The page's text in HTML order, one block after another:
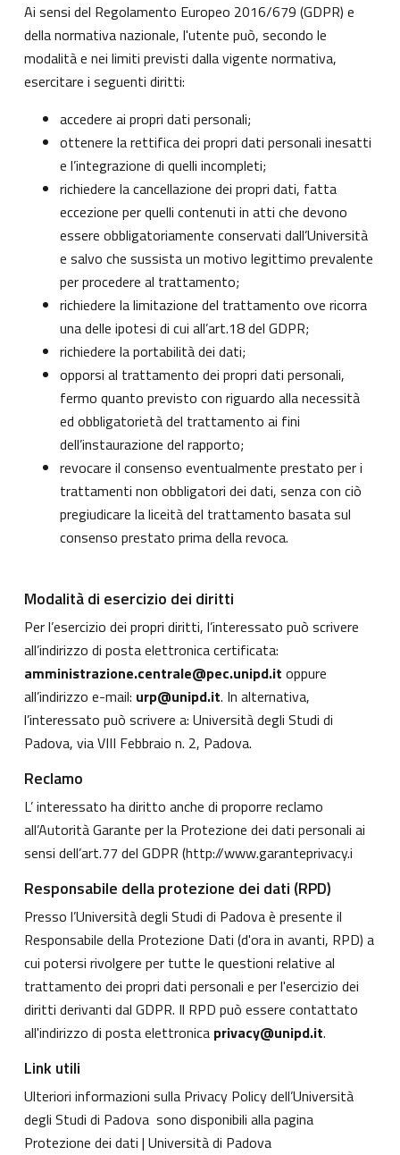
Ai sensi del Regolamento Europeo 2016/679 (GDPR) e
della normativa nazionale, l'utente può, secondo le
modalità e nei limiti previsti dalla vigente normativa,
esercitare i seguenti diritti:
accedere ai propri dati personali;
ottenere la rettifica dei propri dati personali inesatti
e l’integrazione di quelli incompleti;
richiedere la cancellazione dei propri dati, fatta
eccezione per quelli contenuti in atti che devono
essere obbligatoriamente conservati dall’Università
e salvo che sussista un motivo legittimo prevalente
per procedere al trattamento;
richiedere la limitazione del trattamento ove ricorra
una delle ipotesi di cui all’art.18 del GDPR;
richiedere la portabilità dei dati;
opporsi al trattamento dei propri dati personali,
fermo quanto previsto con riguardo alla necessità
ed obbligatorietà del trattamento ai fini
dell’instaurazione del rapporto;
revocare il consenso eventualmente prestato per i
trattamenti non obbligatori dei dati, senza con ciò
pregiudicare la liceità del trattamento basata sul
consenso prestato prima della revoca.
Modalità di esercizio dei diritti
Per l’esercizio dei propri diritti, l’interessato può scrivere
all’indirizzo di posta elettronica certificata:
amministrazione.centrale@pec.unipd.it oppure
all’indirizzo e-mail: urp@unipd.it. In alternativa,
l’interessato può scrivere a: Università degli Studi di
Padova, via VIII Febbraio n. 2, Padova.
Reclamo
L’ interessato ha diritto anche di proporre reclamo
all’Autorità Garante per la Protezione dei dati personali ai
sensi dell’art.77 del GDPR (http://www.garanteprivacy.i
Responsabile della protezione dei dati (RPD)
Presso l’Università degli Studi di Padova è presente il
Responsabile della Protezione Dati (d'ora in avanti, RPD) a
cui potersi rivolgere per tutte le questioni relative al
trattamento dei propri dati personali e per l'esercizio dei
diritti derivanti dal GDPR. Il RPD può essere contattato
all'indirizzo di posta elettronica privacy@unipd.it.
Link utili
Ulteriori informazioni sulla Privacy Policy dell’Università
degli Studi di Padova sono disponibili alla pagina
Protezione dei dati | Università di Padova